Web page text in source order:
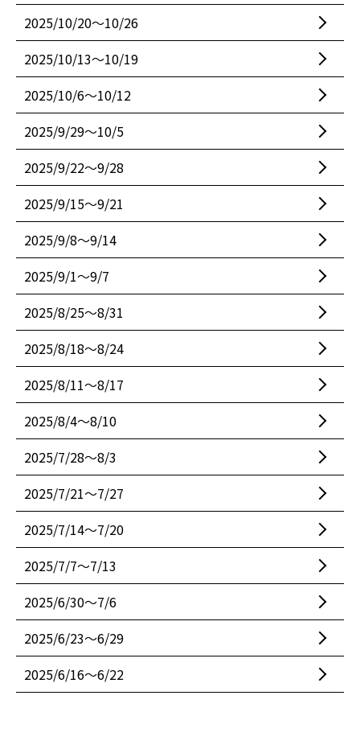
2025/10/20〜10/26
2025/10/13〜10/19
2025/10/6〜10/12
2025/9/29〜10/5
2025/9/22〜9/28
2025/9/15〜9/21
2025/9/8〜9/14
2025/9/1〜9/7
2025/8/25〜8/31
2025/8/18〜8/24
2025/8/11〜8/17
2025/8/4〜8/10
2025/7/28〜8/3
2025/7/21〜7/27
2025/7/14〜7/20
2025/7/7〜7/13
2025/6/30〜7/6
2025/6/23〜6/29
2025/6/16〜6/22